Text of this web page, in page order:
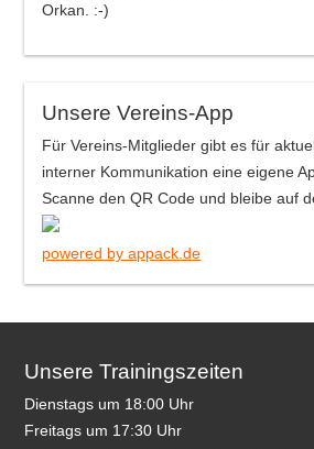
Orkan. :-)
Unsere Vereins-App
Für Vereins-Mitglieder gibt es für
interner Kommunikation eine eigene
Scanne den QR Code und bleibe auf
powered by appack.de
Unsere Trainingszeiten
Dienstags um 18:00 Uhr
Freitags um 17:30 Uhr